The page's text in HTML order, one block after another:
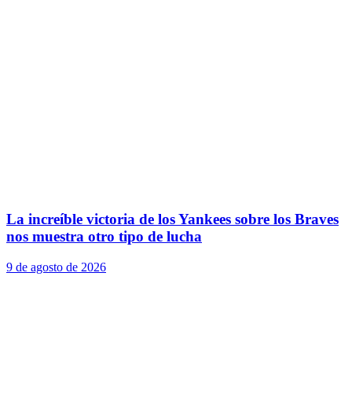
La increíble victoria de los Yankees sobre los Braves
nos muestra otro tipo de lucha
9 de agosto de 2026